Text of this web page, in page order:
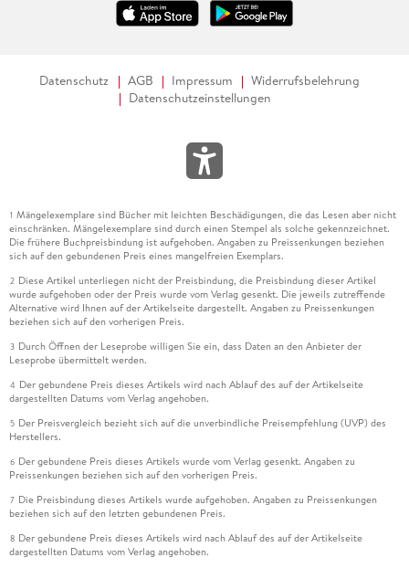
Datenschutz AGB Impressum
Widerrufsbelehrung
Datenschutzeinstellungen
1 Mängelexemplare sind Bücher mit leichten Beschädigungen, die das Lesen aber nicht
einschränken. Mängelexemplare sind durch einen Stempel als solche gekennzeichnet.
Die frühere Buchpreisbindung ist aufgehoben. Angaben zu Preissenkungen beziehen
sich auf den gebundenen Preis eines mangelfreien Exemplars.
2 Diese Artikel unterliegen nicht der Preisbindung, die Preisbindung dieser Artikel
wurde aufgehoben oder der Preis wurde vom Verlag gesenkt. Die jeweils zutreffende
Alternative wird Ihnen auf der Artikelseite dargestellt. Angaben zu Preissenkungen
beziehen sich auf den vorherigen Preis.
3 Durch Öffnen der Leseprobe willigen Sie ein, dass Daten an den Anbieter der
Leseprobe übermittelt werden.
4 Der gebundene Preis dieses Artikels wird nach Ablauf des auf der Artikelseite
dargestellten Datums vom Verlag angehoben.
5 Der Preisvergleich bezieht sich auf die unverbindliche Preisempfehlung (UVP) des
Herstellers.
6 Der gebundene Preis dieses Artikels wurde vom Verlag gesenkt. Angaben zu
Preissenkungen beziehen sich auf den vorherigen Preis.
7 Die Preisbindung dieses Artikels wurde aufgehoben. Angaben zu Preissenkungen
beziehen sich auf den letzten gebundenen Preis.
8 Der gebundene Preis dieses Artikels wird nach Ablauf des auf der Artikelseite
dargestellten Datums vom Verlag angehoben.